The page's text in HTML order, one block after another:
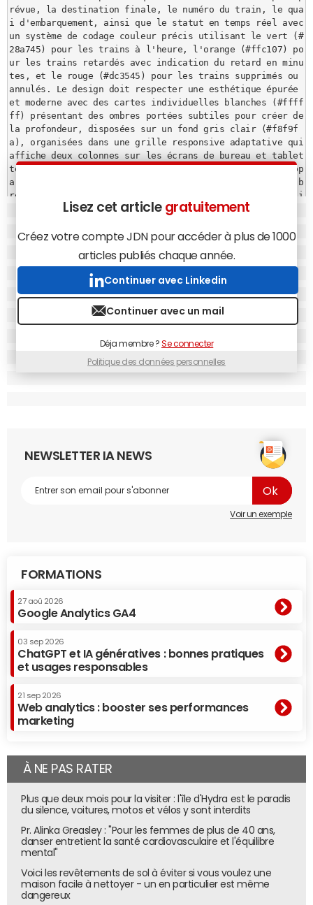
révue, la destination finale, le numéro du train, le qua
i d'embarquement, ainsi que le statut en temps réel avec
un système de codage couleur précis utilisant le vert (#
28a745) pour les trains à l'heure, l'orange (#ffc107) po
ur les trains retardés avec indication du retard en minu
tes, et le rouge (#dc3545) pour les trains supprimés ou
annulés. Le design doit respecter une esthétique épurée
et moderne avec des cartes individuelles blanches (#ffff
ff) présentant des ombres portées subtiles pour créer de
la profondeur, disposées sur un fond gris clair (#f8f9f
a), organisées dans une grille responsive adaptative qui
affiche deux colonnes sur les écrans de bureau et tablet
tes (min-width: 768px) et une colonne unique sur les app
areils mobiles, avec des transitions fluides entre les b
reakpoints et une typographie lisible utilisant une poli
ce sans-serif système pour optimiser la lisibilité à dis
t le nom de la ligne, l'heure actuelle mise à jour en te
mps réel, un indicateur de dernière mise à jour des donn
ées tout en intégrant des données d'exemple réalistes po
ur démontrer les différents états possibles et en prévoy
ant une structure modulaire permettant une extension fut
ure vers d'autres lignes de transport.
Nous avons ensuite retravaillé l'interface petit à petit
code, en ajoutant des fichiers et même en exécutant des
dépendances manquantes en utilisant les commandes
d'installation système UNIX (apt-get install). Il faut en
revanche renseigner son mot de passe pour les
commandes sudo (équivalent administrateur Unix).
3. Utilisation des LLM les plus performants
et à moindre coût
Pour la partie backend (cœur du fonctionnement de
Mobilités. Cette dernière fournit via différentes API toutes
les données nécessaires au fonctionnement de
l'application. Pour travailler la structure et le
fonctionnement du code, nous avons préféré désactiver
la sélection automatique du modèle par Cursor pour
utiliser des modèles plus efficaces ou moins chers. Ainsi,
pour les tâches complexes de génération de nouvelles
fonctionnalités ou pour la partie backend du système,
nous avons utilisé Claude 4 Sonnet Thinking
Lisez cet article gratuitement
Créez votre compte JDN pour accéder à plus de 1000
articles publiés chaque année.
Continuer avec Linkedin
Continuer avec un mail
Déja membre ?Se connecter
Politique des données personnelles
NEWSLETTER IA NEWS
Voir un exemple
FORMATIONS
27 aoû 2026
Google Analytics GA4
03 sep 2026
ChatGPT et IA génératives : bonnes pratiques
et usages responsables
21 sep 2026
Web analytics : booster ses performances
marketing
À NE PAS RATER
Plus que deux mois pour la visiter : l'île d'Hydra est le paradis
du silence, voitures, motos et vélos y sont interdits
Pr. Alinka Greasley : "Pour les femmes de plus de 40 ans,
danser entretient la santé cardiovasculaire et l'équilibre
mental"
Voici les revêtements de sol à éviter si vous voulez une
maison facile à nettoyer - un en particulier est même
dangereux